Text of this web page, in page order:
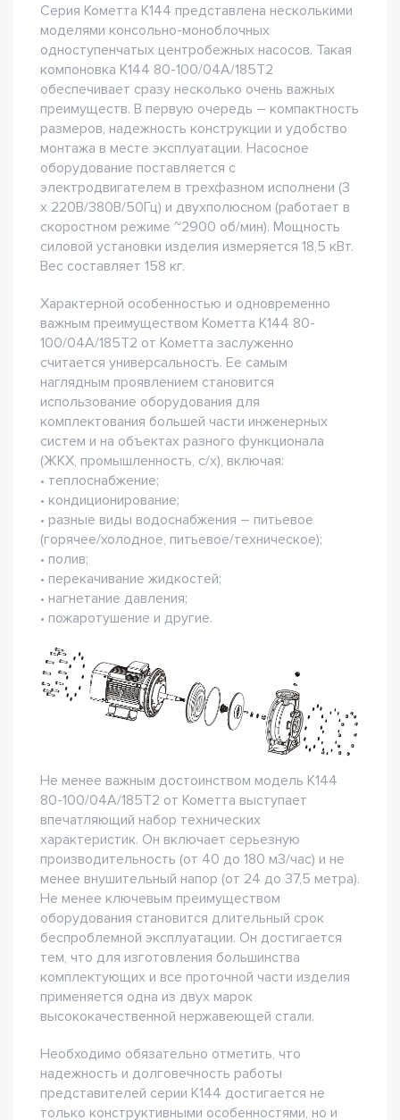
Серия Кометта К144 представлена несколькими
моделями консольно-моноблочных
одноступенчатых центробежных насосов. Такая
компоновка К144 80-100/04А/185Т2
обеспечивает сразу несколько очень важных
преимуществ. В первую очередь – компактность
размеров, надежность конструкции и удобство
монтажа в месте эксплуатации. Насосное
оборудование поставляется с
электродвигателем в трехфазном исполнени (3
х 220В/380В/50Гц) и двухполюсном (работает в
скоростном режиме ~2900 об/мин). Мощность
силовой установки изделия измеряется 18,5 кВт.
Вес составляет 158 кг.
Характерной особенностью и одновременно
важным преимуществом Кометта К144 80-
100/04А/185Т2 от Кометта заслуженно
считается универсальность. Ее самым
наглядным проявлением становится
использование оборудования для
комплектования большей части инженерных
систем и на объектах разного функционала
(ЖКХ, промышленность, с/х), включая:
• теплоснабжение;
• кондиционирование;
• разные виды водоснабжения – питьевое
(горячее/холодное, питьевое/техническое);
• полив;
• перекачивание жидкостей;
• нагнетание давления;
• пожаротушение и другие.
Не менее важным достоинством модель К144
80-100/04А/185Т2 от Кометта выступает
впечатляющий набор технических
характеристик. Он включает серьезную
производительность (от 40 до 180 м3/час) и не
менее внушительный напор (от 24 до 37,5 метра).
Не менее ключевым преимуществом
оборудования становится длительный срок
беспроблемной эксплуатации. Он достигается
тем, что для изготовления большинства
комплектующих и все проточной части изделия
применяется одна из двух марок
высококачественной нержавеющей стали.
Необходимо обязательно отметить, что
надежность и долговечность работы
представителей серии К144 достигается не
только конструктивными особенностями, но и